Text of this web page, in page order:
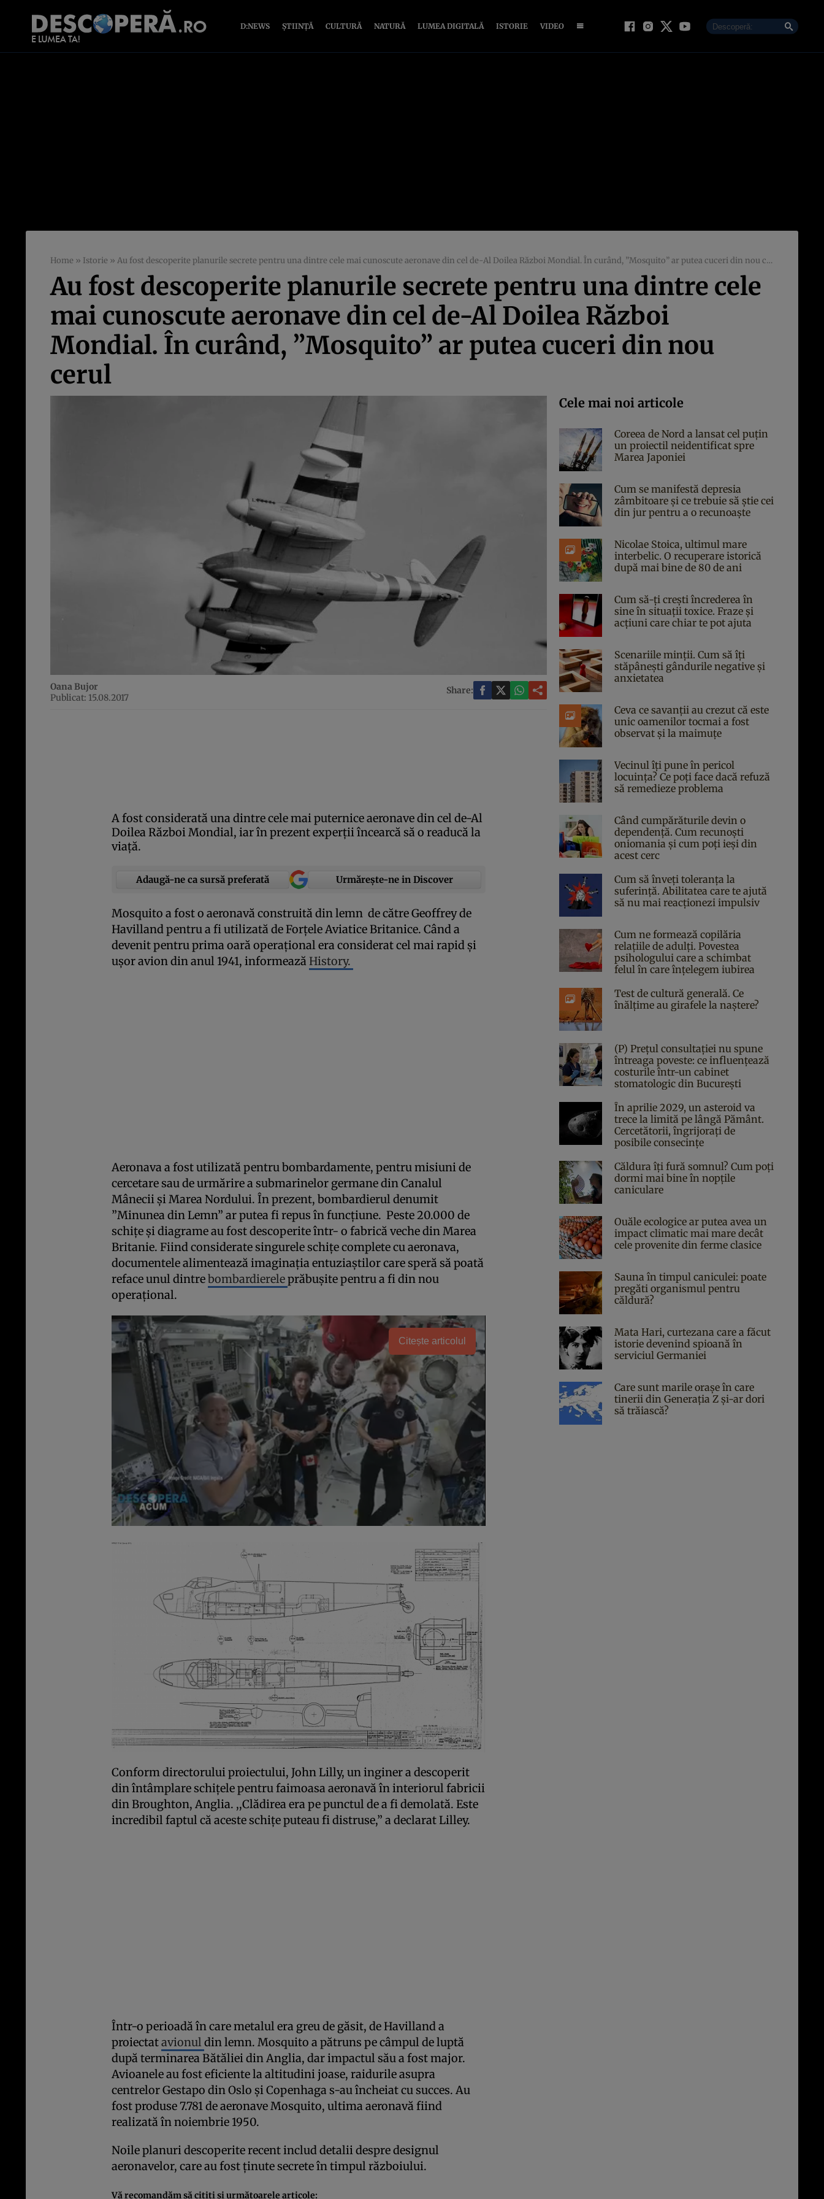
D:NEWS ȘTIINȚĂ CULTURĂ NATURĂ LUMEA DIGITALĂ ISTORIE VIDEO
Home » Istorie » Au fost descoperite planurile secrete pentru una dintre cele mai cunoscute aeronave din cel de-Al Doilea Război Mondial. În curând, ”Mosquito” ar putea cuceri din nou cerul
Au fost descoperite planurile secrete pentru una dintre cele
mai cunoscute aeronave din cel de-Al Doilea Război
Mondial. În curând, ”Mosquito” ar putea cuceri din nou
cerul
Oana Bujor
Publicat: 15.08.2017
Share:
A fost considerată una dintre cele mai puternice aeronave din cel de-Al
Doilea Război Mondial, iar în prezent experţii încearcă să o readucă la
viaţă.
Adaugă-ne ca sursă preferată Urmărește-ne in Discover
Mosquito a fost o aeronavă construită din lemn de către Geoffrey de
Havilland pentru a fi utilizată de Forţele Aviatice Britanice. Când a
devenit pentru prima oară operaţional era considerat cel mai rapid şi
uşor avion din anul 1941, informeazăHistory.
Aeronava a fost utilizată pentru bombardamente, pentru misiuni de
cercetare sau de urmărire a submarinelor germane din Canalul
Mânecii şi Marea Nordului. În prezent, bombardierul denumit
”Minunea din Lemn” ar putea fi repus în funcţiune. Peste 20.000 de
schiţe şi diagrame au fost descoperite într- o fabrică veche din Marea
Britanie. Fiind considerate singurele schiţe complete cu aeronava,
documentele alimentează imaginaţia entuziaştilor care speră să poată
reface unul dintrebombardiereleprăbuşite pentru a fi din nou
operaţional.
Citește articolul
Conform directorului proiectului, John Lilly, un inginer a descoperit
din întâmplare schiţele pentru faimoasa aeronavă în interiorul fabricii
din Broughton, Anglia. ,,Clădirea era pe punctul de a fi demolată. Este
incredibil faptul că aceste schiţe puteau fi distruse,” a declarat Lilley.
Într-o perioadă în care metalul era greu de găsit, de Havilland a
proiectatavionul din lemn. Mosquito a pătruns pe câmpul de luptă
după terminarea Bătăliei din Anglia, dar impactul său a fost major.
Avioanele au fost eficiente la altitudini joase, raidurile asupra
centrelor Gestapo din Oslo şi Copenhaga s-au încheiat cu succes. Au
fost produse 7.781 de aeronave Mosquito, ultima aeronavă fiind
realizată în noiembrie 1950.
Noile planuri descoperite recent includ detalii despre designul
aeronavelor, care au fost ţinute secrete în timpul războiului.
Vă recomandăm să citiţi şi următoarele articole:
Cele mai noi articole
Coreea de Nord a lansat cel puțin
un proiectil neidentificat spre
Marea Japoniei
Cum se manifestă depresia
zâmbitoare și ce trebuie să știe cei
din jur pentru a o recunoaște
Nicolae Stoica, ultimul mare
interbelic. O recuperare istorică
după mai bine de 80 de ani
Cum să-ți crești încrederea în
sine în situații toxice. Fraze și
acțiuni care chiar te pot ajuta
Scenariile minții. Cum să îți
stăpânești gândurile negative și
anxietatea
Ceva ce savanții au crezut că este
unic oamenilor tocmai a fost
observat și la maimuțe
Vecinul îți pune în pericol
locuința? Ce poți face dacă refuză
să remedieze problema
Când cumpărăturile devin o
dependență. Cum recunoști
oniomania și cum poți ieși din
acest cerc
Cum să înveți toleranța la
suferință. Abilitatea care te ajută
să nu mai reacționezi impulsiv
Cum ne formează copilăria
relațiile de adulți. Povestea
psihologului care a schimbat
felul în care înțelegem iubirea
Test de cultură generală. Ce
înălțime au girafele la naștere?
(P) Prețul consultației nu spune
întreaga poveste: ce influențează
costurile într-un cabinet
stomatologic din București
În aprilie 2029, un asteroid va
trece la limită pe lângă Pământ.
Cercetătorii, îngrijorați de
posibile consecințe
Căldura îți fură somnul? Cum poți
dormi mai bine în nopțile
caniculare
Ouăle ecologice ar putea avea un
impact climatic mai mare decât
cele provenite din ferme clasice
Sauna în timpul caniculei: poate
pregăti organismul pentru
căldură?
Mata Hari, curtezana care a făcut
istorie devenind spioană în
serviciul Germaniei
Care sunt marile orașe în care
tinerii din Generația Z și-ar dori
să trăiască?